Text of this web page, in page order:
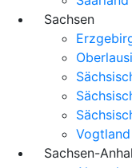
Sachsen
Vogtland
Sachsen-